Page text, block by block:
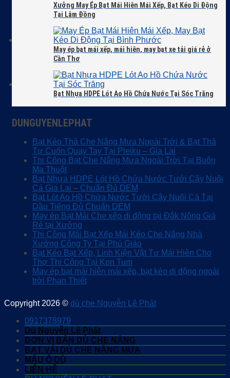
Xưởng May Ép Bạt Mái Hiên Mái Xếp, Bạt Kéo Di Động
Tại Lâm Đồng
May ép bạt mái xếp, mái hiên, may bạt xe tải giá rẻ ở
Cần Thơ
Bạt Nhựa HDPE Lót Ao Hồ Chứa Nước Tại Sóc Trăng
DUNGUYENLEPHAT
Bạt Kéo Thả Che Nắng Mưa Ngoài Trời & Bạt Thả
Tự Cuốn Quay Tay Tại Pleiku – Gia Lai
Thi Công Bạt Che Nắng Mưa Ngoài Trời Tại Buôn
Ma Thuột
Bạt Nhựa HDPE Lót Hồ Chứa Nước Tưới Cây Nuôi
Cá Gia Lai – Chuẩn Đủ DEM
Bạt Lót Ao Hồ Chứa Nước Tưới Cây Nuôi Cá Tại
Dầu Tiếng Đủ Chuẩn DEM
May ép Bạt Mái Che xếp di động tại Đắk Nông Giá
Rẻ tại Xưởng
Thi Công Mái Bạt Xếp Mái Kéo Che Nắng Nhà
Xưởng Công Ty Tại Phú Giáo
Bạt Kéo Bạt Xếp, Linh Kiện Vật Tư Mái Hiên Cho
Thợ Thi Công Tại Kon Tum
May ép bạt mái hiên mái xếp, bạt kéo di động ngoài
trời Phan Thiết
Copyright 2026 © dù che Nguyễn Lê Phát
0917378979
Dù Nguyễn Lê Phát
ĐƠN VỊ BÁN DÙ CHE NẮNG
BẠT VẢI DÙ CHE NẮNG MƯA
MẪU Ô DÙ
LIÊN HỆ